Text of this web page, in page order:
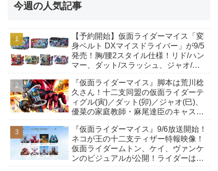
今週の人気記事
【予約開始】仮面ライダーマイス「変
身ベルト DXマイスドライバー」が9/5
発売！胸/腰2スタイル仕様！リド/ハン
マー、ダット/スラッシュ、ジャオ/バ
も！
『仮面ライダーマイス』脚本は荒川稔
久さん！十二支同盟の仮面ライダーテ
ィグル(寅)／ダット(卯)／ジャオ(巳)、
優菜の家庭教師・麻尾達臣のキャスト
んも変身！
『仮面ライダーマイス』9/6放送開始！
ネコが王の十二支ティザー特報映像！
仮面ライダームトン、ケイ、ヴァンケ
ンのビジュアルが公開！ライダーは子